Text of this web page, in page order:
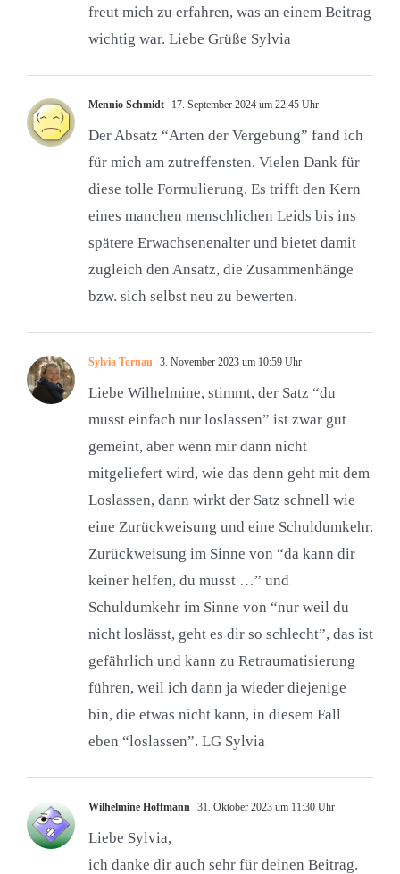
freut mich zu erfahren, was an einem Beitrag
wichtig war. Liebe Grüße Sylvia
Mennio Schmidt 17. September 2024 um 22:45 Uhr
Der Absatz “Arten der Vergebung” fand ich
für mich am zutreffensten. Vielen Dank für
diese tolle Formulierung. Es trifft den Kern
eines manchen menschlichen Leids bis ins
spätere Erwachsenenalter und bietet damit
zugleich den Ansatz, die Zusammenhänge
bzw. sich selbst neu zu bewerten.
Sylvia Tornau 3. November 2023 um 10:59 Uhr
Liebe Wilhelmine, stimmt, der Satz “du
musst einfach nur loslassen” ist zwar gut
gemeint, aber wenn mir dann nicht
mitgeliefert wird, wie das denn geht mit dem
Loslassen, dann wirkt der Satz schnell wie
eine Zurückweisung und eine Schuldumkehr.
Zurückweisung im Sinne von “da kann dir
keiner helfen, du musst …” und
Schuldumkehr im Sinne von “nur weil du
nicht loslässt, geht es dir so schlecht”, das ist
gefährlich und kann zu Retraumatisierung
führen, weil ich dann ja wieder diejenige
bin, die etwas nicht kann, in diesem Fall
eben “loslassen”. LG Sylvia
Wilhelmine Hoffmann 31. Oktober 2023 um 11:30 Uhr
Liebe Sylvia,
ich danke dir auch sehr für deinen Beitrag.